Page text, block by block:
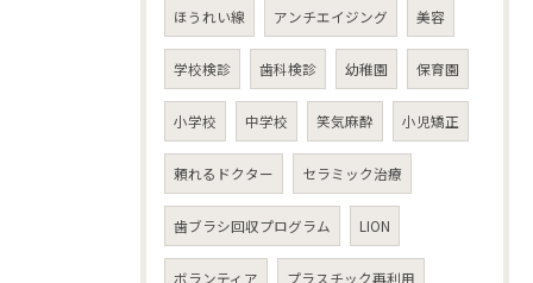
ほうれい線 アンチエイジング 美容
学校検診 歯科検診 幼稚園 保育園
小学校 中学校 笑気麻酔 小児矯正
頼れるドクター セラミック治療
歯ブラシ回収プログラム LION
ボランティア プラスチック再利用